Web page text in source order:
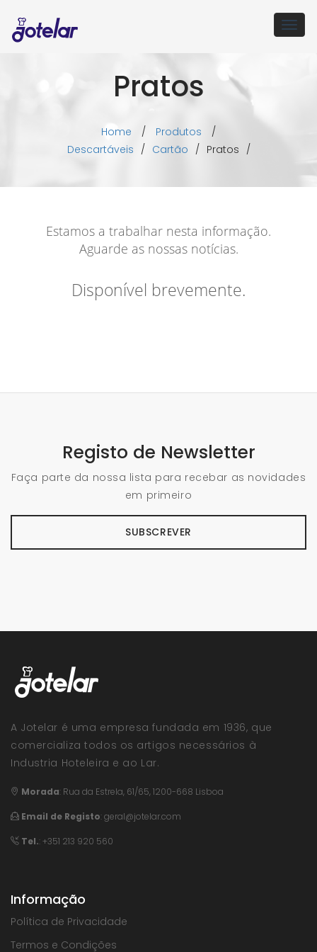
Pratos
Home / Produtos
/
Descartáveis / Cartão / Pratos /
Estamos a trabalhar nesta informação.
Aguarde as nossas notícias.
Disponível brevemente.
Registo de Newsletter
Faça parte da nossa lista para recebar as novidades
em primeiro
SUBSCREVER
A Jotelar é uma empresa fundada em 1936, que
comercializa todos os artigos necessários à
Industria Hoteleira e ao Lar.
Morada: Rua da Estrela, 61/65, 1200-668 Lisboa
Email de Registo:geral@jotelar.com
Tel.: +351 213 920 560
Informação
Política de Privacidade
Termos e Condições